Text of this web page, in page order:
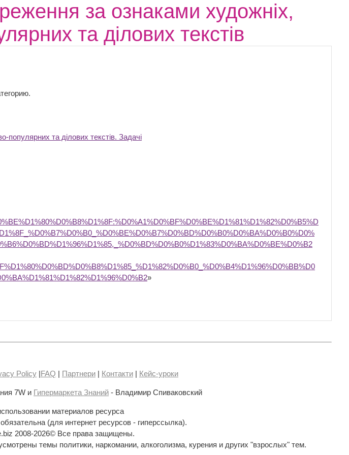
за ознаками художніх,
та ділових текстів
популярних та ділових текстів. Задачі
»
Policy |FAQ | Партнери | Контакти | Кейс-уроки
7W и Гипермаркета Знаний - Владимир Спиваковский
материалов ресурса
(для интернет ресурсов - гиперссылка).
2008-2026© Все права защищены.
темы политики, наркомании, алкоголизма, курения и других "взрослых" тем.